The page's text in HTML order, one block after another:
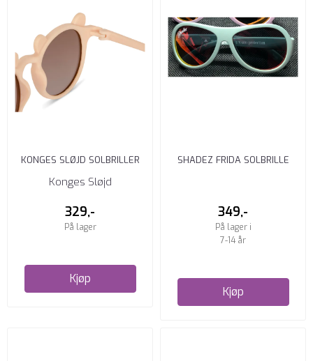
KONGES SLØJD SOLBRILLER
BABY ROSEY SHADE
Konges Sløjd
329,-
På lager
Kjøp
SHADEZ FRIDA SOLBRILLE
349,-
På lager i
7-14 år
Kjøp